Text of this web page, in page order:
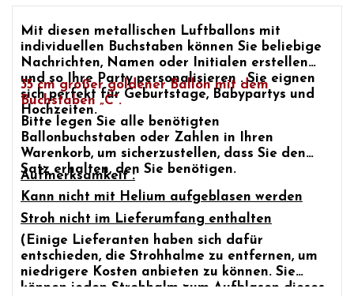
Mit diesen metallischen Luftballons mit
individuellen Buchstaben können Sie beliebige
Nachrichten, Namen oder Initialen erstellen
und so
Ihre Party personalisieren . Sie eignen
sich perfekt für Geburtstage, Babypartys und
Hochzeiten.
35 cmgroßer goldener Ballon mit dem
Buchstaben „C“.
Bitte legen Sie alle benötigten
Ballonbuchstaben oder Zahlen in Ihren
Warenkorb, um sicherzustellen, dass Sie den
Satz erhalten, den Sie benötigen.
Aufmerksamkeit :
Kann nicht mit Helium aufgeblasen werden
Stroh nicht im Lieferumfang enthalten
(Einige Lieferanten haben sich dafür
entschieden, die Strohhalme zu entfernen, um
niedrigere Kosten anbieten zu können. Sie
können jeden Strohhalm zum Aufblasen dieses